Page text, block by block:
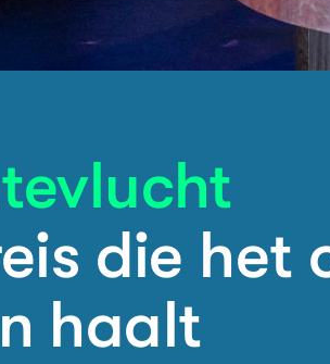
die het
haalt